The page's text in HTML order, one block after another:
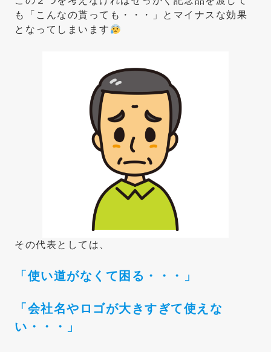
も「こんなの貰っても・・・」とマイナスな効果
となってしまいます
その代表としては、
「使い道がなくて困る・・・」
「会社名やロゴが大きすぎて使えな
い・・・」